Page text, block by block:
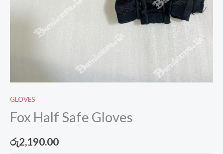
GLOVES
Fox Half Safe Gloves
රු2,190.00